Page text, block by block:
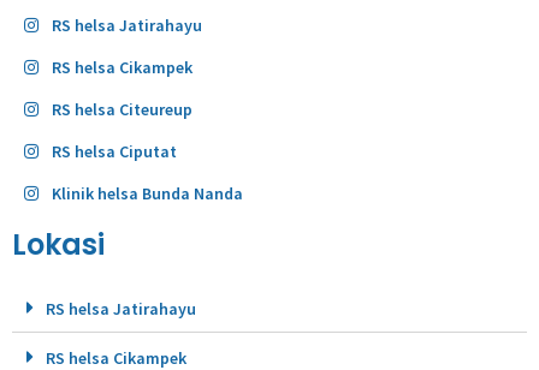
RS helsa Jatirahayu
RS helsa Cikampek
RS helsa Citeureup
RS helsa Ciputat
Klinik helsa Bunda Nanda
Lokasi
RS helsa Jatirahayu
RS helsa Cikampek